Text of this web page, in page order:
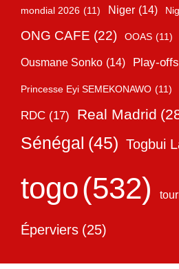
mondial 2026 (11) Niger (14)
ONG CAFE (22) OOAS (11)
Ousmane Sonko (14) Play-offs
Princesse Eyi SEMEKONAWO (11)
RDC (17) Real Madrid
Sénégal (45) Togbui
togo(532)
Éperviers (25)